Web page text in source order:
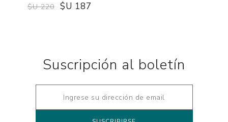
$U 220 $U 187
Suscripción al boletín